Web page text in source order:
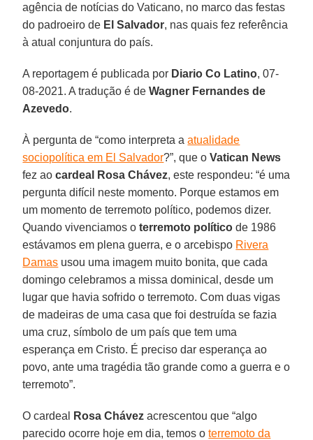
agência de notícias do Vaticano, no marco das festas
do padroeiro de El Salvador, nas quais fez referência
à atual conjuntura do país.
A reportagem é publicada por Diario Co Latino, 07-
08-2021. A tradução é deWagner Fernandes de
Azevedo.
À pergunta de “como interpreta aatualidade
sociopolítica em El Salvador?”, que oVatican News
fez aocardeal Rosa Chávez, este respondeu: “é uma
pergunta difícil neste momento. Porque estamos em
um momento de terremoto político, podemos dizer.
Quando vivenciamos oterremoto político de 1986
estávamos em plena guerra, e o arcebispo Rivera
Damas usou uma imagem muito bonita, que cada
domingo celebramos a missa dominical, desde um
lugar que havia sofrido o terremoto. Com duas vigas
de madeiras de uma casa que foi destruída se fazia
uma cruz, símbolo de um país que tem uma
esperança em Cristo. É preciso dar esperança ao
povo, ante uma tragédia tão grande como a guerra e o
terremoto”.
O cardeal Rosa Chávez acrescentou que “algo
parecido ocorre hoje em dia, temos oterremoto da